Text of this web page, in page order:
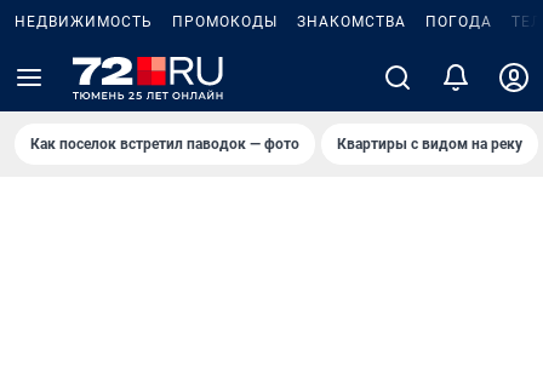
НЕДВИЖИМОСТЬ ПРОМОКОДЫ ЗНАКОМСТВА ПОГОДА
Как поселок встретил паводок — фото Квартиры с видом на реку